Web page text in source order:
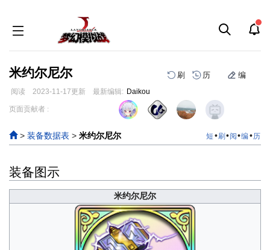
米约尔尼尔 刷 历 编
阅读 2023-11-17更新 最新编辑: Daikou
跳
导
航
跳
搜
索
页面贡献者 :
> 装备数据表 > 米约尔尼尔 短 •刷 •阅 •编•历
装备图示
米约尔尼尔